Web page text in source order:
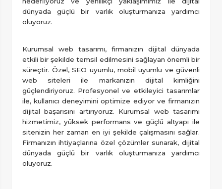
dünyada güçlü bir varlık oluşturmanıza yardımcı
oluyoruz.
Kurumsal web tasarımı, firmanızın dijital dünyada
etkili bir şekilde temsil edilmesini sağlayan önemli bir
süreçtir. Özel, SEO uyumlu, mobil uyumlu ve güvenli
web siteleri ile markanızın dijital kimliğini
güçlendiriyoruz. Profesyonel ve etkileyici tasarımlar
ile, kullanıcı deneyimini optimize ediyor ve firmanızın
dijital başarısını artırıyoruz. Kurumsal web tasarımı
hizmetimiz, yüksek performans ve güçlü altyapı ile
sitenizin her zaman en iyi şekilde çalışmasını sağlar.
Firmanızın ihtiyaçlarına özel çözümler sunarak, dijital
dünyada güçlü bir varlık oluşturmanıza yardımcı
oluyoruz.